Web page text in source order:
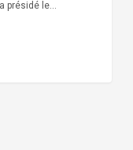
présidé le…